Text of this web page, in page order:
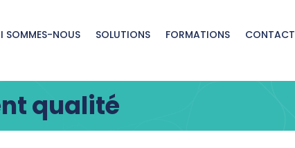
SOMMES-NOUS SOLUTIONS FORMATIONS CONTACT
qualité